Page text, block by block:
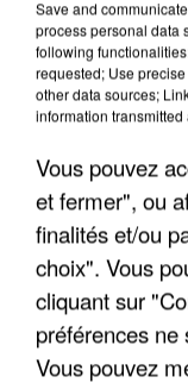
5 août 2026
Une enquête
découverte d’un
Trois personnes
Save and
process personal data
following
requested; Use
other data sources;
information transmitted
Vous pouvez
et fermer", ou
finalités et/ou
choix". Vous
cliquant sur
préférences ne
Vous pouvez